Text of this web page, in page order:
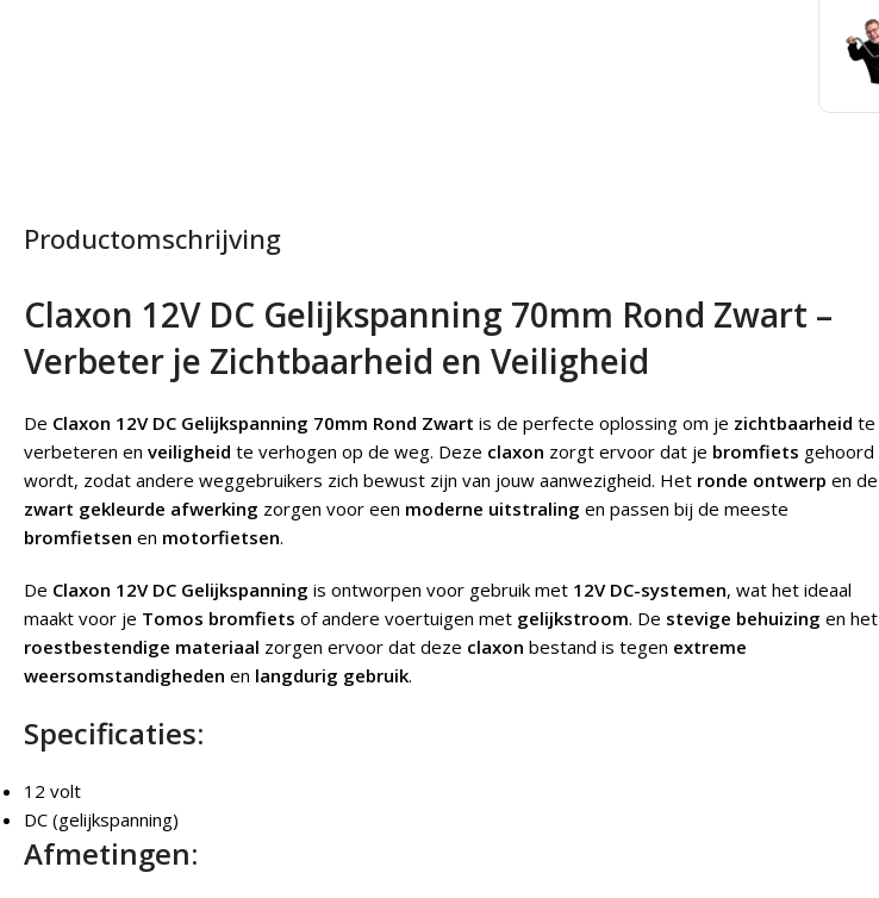
Productomschrijving
Claxon 12V DC Gelijkspanning 70mm Rond Zwart –
Verbeter je Zichtbaarheid en Veiligheid
De Claxon 12V DC Gelijkspanning 70mm Rond Zwart is de perfecte oplossing om je zichtbaarheid te
verbeteren en veiligheid te verhogen op de weg. Deze claxon zorgt ervoor dat je bromfiets gehoord
wordt, zodat andere weggebruikers zich bewust zijn van jouw aanwezigheid. Het ronde ontwerp en de
zwart gekleurde afwerking zorgen voor een moderne uitstraling en passen bij de meeste
bromfietsen en motorfietsen.
De Claxon 12V DC Gelijkspanning is ontworpen voor gebruik met 12V DC-systemen, wat het ideaal
maakt voor je Tomos bromfiets of andere voertuigen met gelijkstroom. De stevige behuizing en het
roestbestendige materiaal zorgen ervoor dat deze claxon bestand is tegen extreme
weersomstandigheden en langdurig gebruik.
Specificaties:
12 volt
DC (gelijkspanning)
Afmetingen: